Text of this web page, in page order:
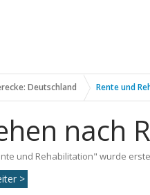
Deutschland Rente und
nach
und Rehabilitation" wurde
>